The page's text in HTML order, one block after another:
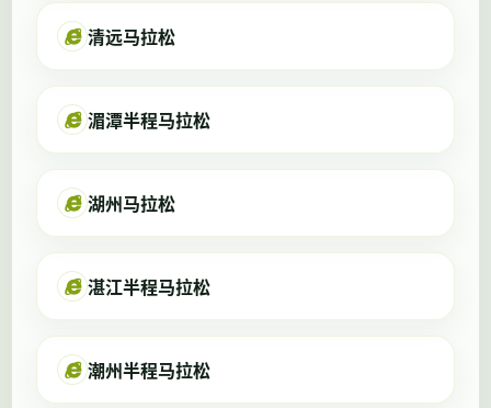
清远马拉松
湄潭半程马拉松
湖州马拉松
湛江半程马拉松
潮州半程马拉松